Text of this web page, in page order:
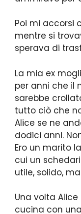
Poi mi accorsi
mentre si
sperava di
La mia ex
per anni che il
sarebbe
tutto ciò che
Alice se ne
dodici anni.
Ero un marito
cui un
utile, solido,
Una volta
cucina con